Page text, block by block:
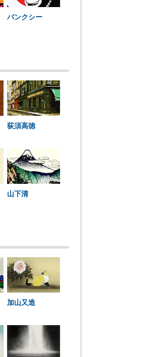
バンクシー
荻須高徳
山下清
加山又造